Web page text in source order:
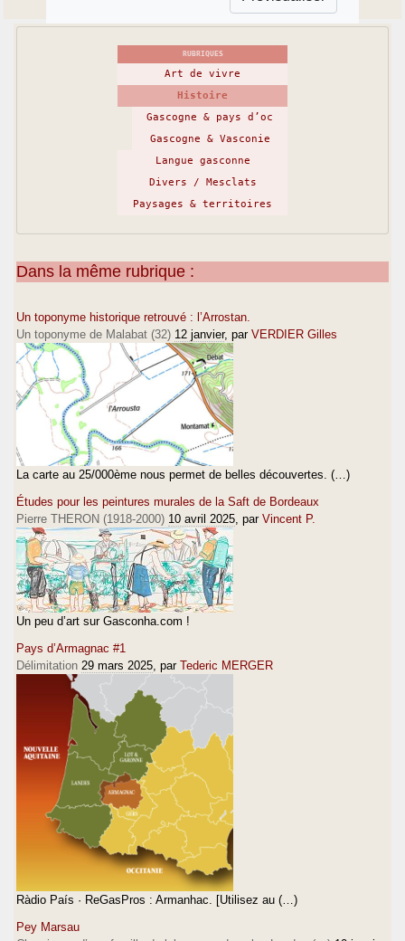
RUBRIQUES
Art de vivre
Histoire
Gascogne & pays d’oc
Gascogne & Vasconie
Langue gasconne
Divers / Mesclats
Paysages & territoires
Dans la même rubrique :
Un toponyme historique retrouvé : l’Arrostan.
Un toponyme de Malabat (32) 12 janvier, par VERDIER Gilles
La carte au 25/000ème nous permet de belles découvertes. (…)
Études pour les peintures murales de la Saft de Bordeaux
Pierre THERON (1918-2000) 10 avril 2025 , par Vincent P.
Un peu d’art sur Gasconha.com !
Pays d’Armagnac #1
Délimitation 29 mars 2025 , par Tederic MERGER
Ràdio País · ReGasPros : Armanhac. [Utilisez au (…)
Pey Marsau